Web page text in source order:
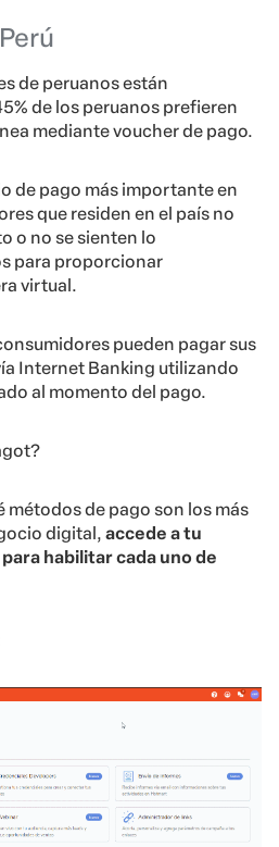
de peruanos están
de los peruanos prefieren
mediante voucher de pago.
de pago más importante en
que residen en el país no
o no se sienten lo
para proporcionar
virtual.
pueden pagar sus
Internet Banking utilizando
al momento del pago.
t?
métodos de pago son los más
digital, accede a tu
habilitar cada uno de